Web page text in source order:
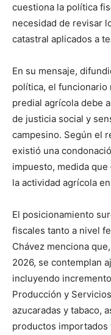
cuestiona la política
necesidad de revisar
catastral aplicados a
En su mensaje,
política, el funcionario
predial agrícola debe
de justicia social y
campesino. Según el
existió una
impuesto, medida
la actividad agrícola
El posicionamiento
fiscales tanto a nivel
Chávez menciona
2026, se contemplan
incluyendo
Producción y
azucaradas y tabaco,
productos importados